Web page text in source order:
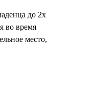
до 2х
во время
место,